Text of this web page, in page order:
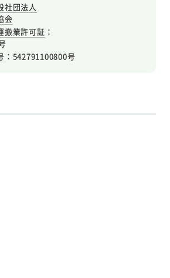
社団法人
会
搬業許可証 ：
：542791100800号